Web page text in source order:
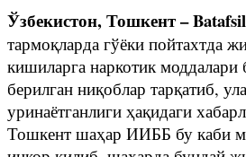
Ўзбекистон, Тошкент –
тармоқларда гўёки пойтахтда
кишиларга наркотик
берилган ниқоблар тарқатиб,
уринаётганлиги ҳақидаги
Тошкент шаҳар ИИББ бу каби